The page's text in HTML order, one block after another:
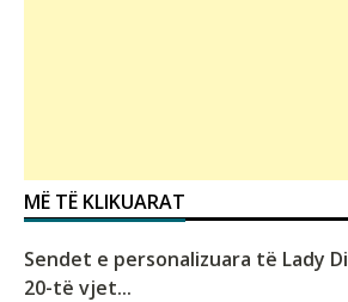
MË TË KLIKUARAT
Sendet e personalizuara të Lady
20-të vjet...